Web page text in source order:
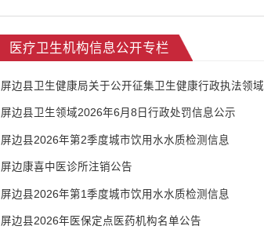
医疗卫生机构信息公开专栏
屏边县卫生健康局关于公开征集卫生健康行政执法领
屏边县卫生领域2026年6月8日行政处罚信息公示
屏边县2026年第2季度城市饮用水水质检测信息
屏边康喜中医诊所注销公告
屏边县2026年第1季度城市饮用水水质检测信息
屏边县2026年医保定点医药机构名单公告